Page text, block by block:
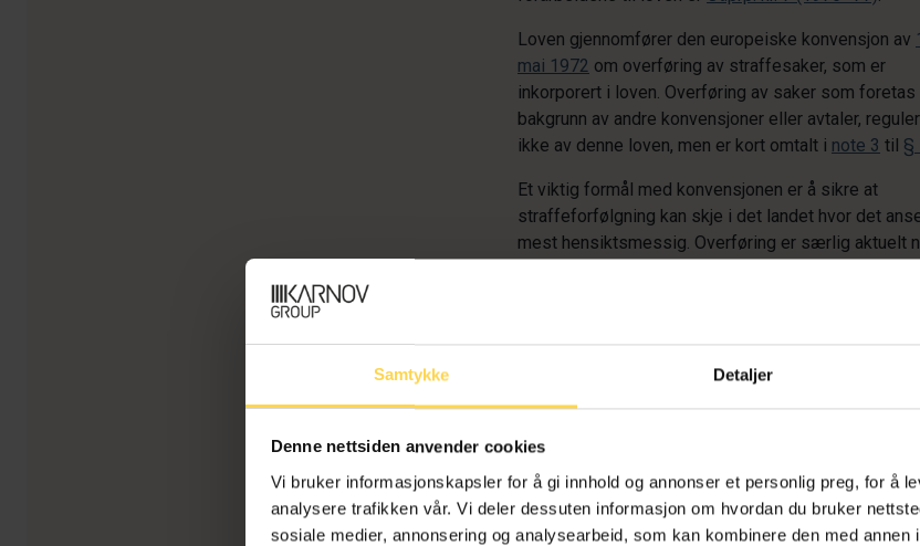
Samtykke Detaljer
Denne nettsiden anvender cookies
Vi bruker informasjonskapsler for å gi innhold og annonser et personlig preg, for å
analysere trafikken vår. Vi deler dessuten informasjon om hvordan du bruker
sosiale medier, annonsering og analysearbeid, som kan kombinere den med
Loven gjennomfører den europeiske konvensjon av
mai 1972 om overføring av straffesaker, som er
inkorporert i loven. Overføring av saker som foretas
bakgrunn av andre konvensjoner eller avtaler,
ikke av denne loven, men er kort omtalt i note 3 til §
Et viktig formål med konvensjonen er å sikre at
straffeforfølgning kan skje i det landet hvor det
mest hensiktsmessig. Overføring er særlig aktuelt
bokstavene e og g.
dom, såfremt vilkårene etter
Overføring av straffeforfølgning kan innebære at
som overtar saken, får «overført» jurisdiksjon etter
konvensjonens
artikkel 2